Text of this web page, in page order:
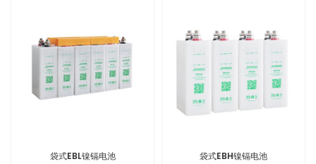
袋式EBL镍镉电池 袋式EBH镍镉电池